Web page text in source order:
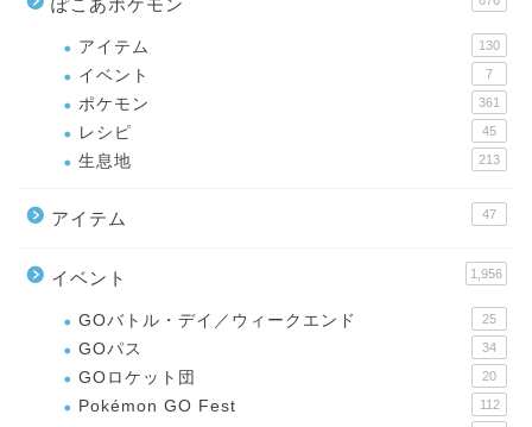
アイテム 130
イベント 7
ポケモン 361
レシピ 45
生息地 213
アイテム 47
イベント 1,956
GOバトル・デイ／ウィークエンド 25
GOパス 34
GOロケット団 20
Pokémon GO Fest 112